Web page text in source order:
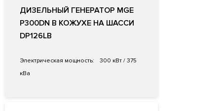
ДИЗЕЛЬНЫЙ ГЕНЕРАТОР MGE
P300DN В КОЖУХЕ НА ШАССИ
DP126LB
Электрическая мощность:
300 кВт / 375
кВа